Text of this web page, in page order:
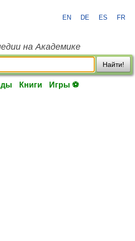
EN DE ES FR
на Академике
Найти!
Книги Игры ⚽